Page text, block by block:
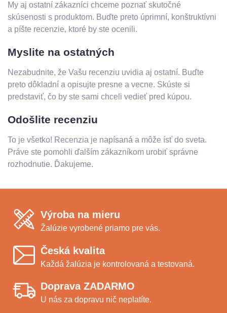
My aj ostatní zákazníci chceme poznať skutočné
skúsenosti s produktom. Buďte preto úprimní, konštruktívni
a píšte recenzie, ktoré by ste ocenili.
Myslite na ostatných
Nezabudnite, že Vašu recenziu uvidia aj ostatní. Buďte
preto dôkladní a opisujte presne a vecne. Skúste si
predstaviť, čo by ste sami chceli vedieť pred kúpou.
Odošlite recenziu
To je všetko! Recenzia je napísaná a môže ísť do sveta.
Práve ste pomohli ďalším zákazníkom urobiť správne
rozhodnutie. Ďakujeme.
Výroba na mieru
Žalúzie vyrobené priamo pre vás.
Česká kvalita
Každá žalúzia je kontrolovaná a testovaná.
Doprava ZADARMO
U nás za dopravu nič neplatíte.